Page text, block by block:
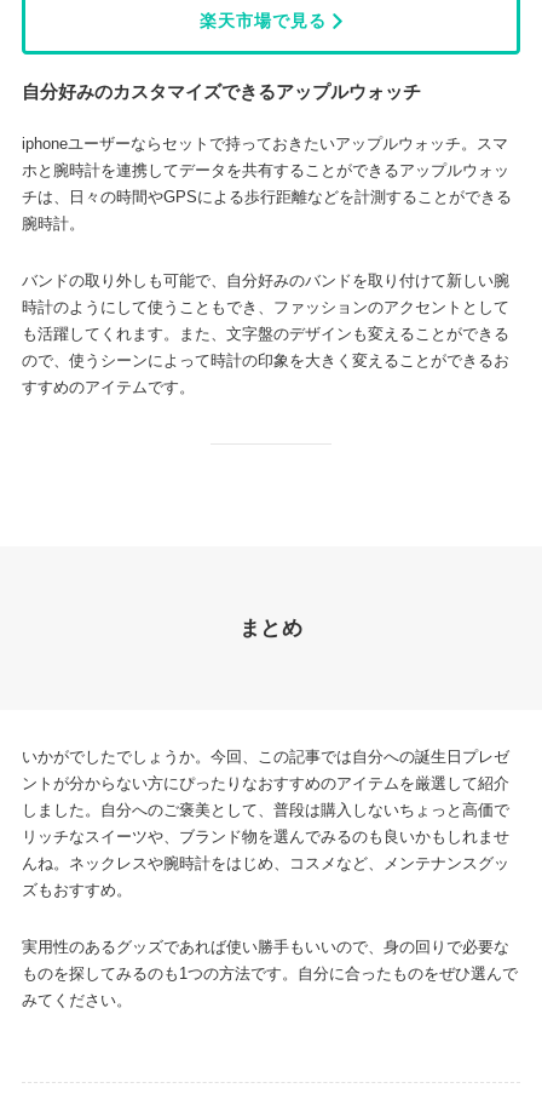
楽天市場で見る
自分好みのカスタマイズできるアップルウォッチ
iphoneユーザーならセットで持っておきたいアップルウォッチ。スマ
ホと腕時計を連携してデータを共有することができるアップルウォッ
チは、日々の時間やGPSによる歩行距離などを計測することができる
腕時計。
バンドの取り外しも可能で、自分好みのバンドを取り付けて新しい腕
時計のようにして使うこともでき、ファッションのアクセントとして
も活躍してくれます。また、文字盤のデザインも変えることができる
ので、使うシーンによって時計の印象を大きく変えることができるお
すすめのアイテムです。
まとめ
いかがでしたでしょうか。今回、この記事では自分への誕生日プレゼ
ントが分からない方にぴったりなおすすめのアイテムを厳選して紹介
しました。自分へのご褒美として、普段は購入しないちょっと高価で
リッチなスイーツや、ブランド物を選んでみるのも良いかもしれませ
んね。ネックレスや腕時計をはじめ、コスメなど、メンテナンスグッ
ズもおすすめ。
実用性のあるグッズであれば使い勝手もいいので、身の回りで必要な
ものを探してみるのも1つの方法です。自分に合ったものをぜひ選んで
みてください。